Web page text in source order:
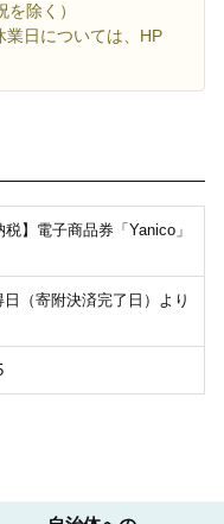
除く）
日については、HP
税】電子商品券「Yanico」
（寄附決済完了日）より